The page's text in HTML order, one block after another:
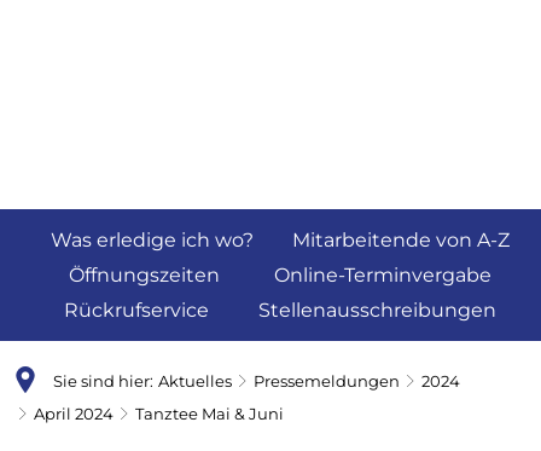
Was erledige ich wo?
Mitarbeitende von A-Z
Öffnungszeiten
Online-Terminvergabe
Rückrufservice
Stellenausschreibungen
Sie sind hier: Aktuelles Pressemeldungen
2024
April 2024
Tanztee Mai & Juni